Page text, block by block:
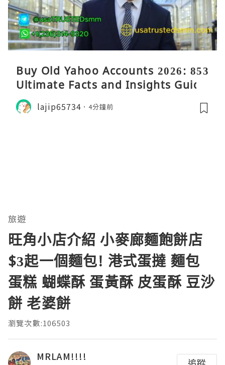
Buy Old Yahoo Accounts 2026: 853
Ultimate Facts and Insights Guide
lajip65734 4分鐘前
旅遊
旺角小店介紹 小麥廊麵飽餅店
$3起一個麵包! 港式蛋撻 麵包
蛋糕 蝴蝶酥 蛋黃酥 皮蛋酥 豆沙
餅 老婆餅
瀏覽次數:106503
MRLAM!!!!